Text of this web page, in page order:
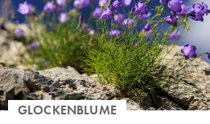
GLOCKENBLUME